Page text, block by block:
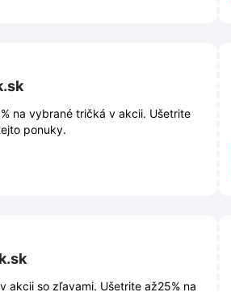
na vybrané tričká v akcii. Ušetrite
ponuky.
akcii so zľavami. Ušetrite až25% na